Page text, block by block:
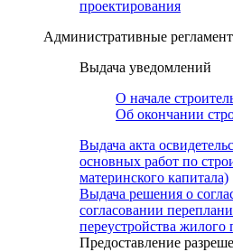
проектирования
Административные
Выдача уведомлений
О начале
Об окончании
Выдача акта
основных работ по
материнского капитала)
Выдача решения о
согласовании
переустройства
Предоставление